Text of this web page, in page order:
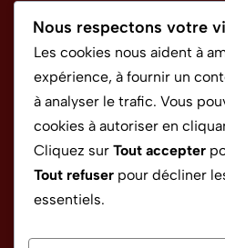
Conditions Générales
CONTACT
rapido.sponso@gmail.com
Nous respectons votre
Les cookies nous aident à
expérience, à fournir un
à analyser le trafic. Vous
cookies à autoriser en
Cliquez sur Tout accepter
Tout refuser pour décliner
essentiels.